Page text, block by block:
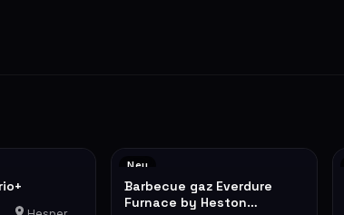
Neu
Barbecue gaz Everdure
Furnace by Heston